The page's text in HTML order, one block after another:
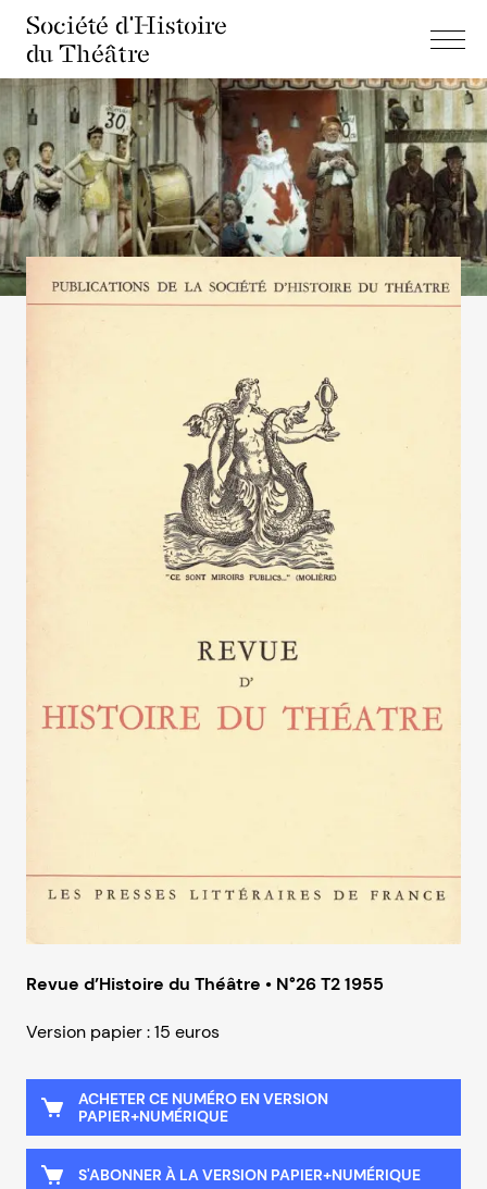
Société d'Histoire
du Théâtre
Revue d’Histoire du Théâtre • N°26 T2 1955
Version papier : 15 euros
ACHETER CE NUMÉRO EN VERSION
PAPIER+NUMÉRIQUE
S'ABONNER À LA VERSION PAPIER+NUMÉRIQUE